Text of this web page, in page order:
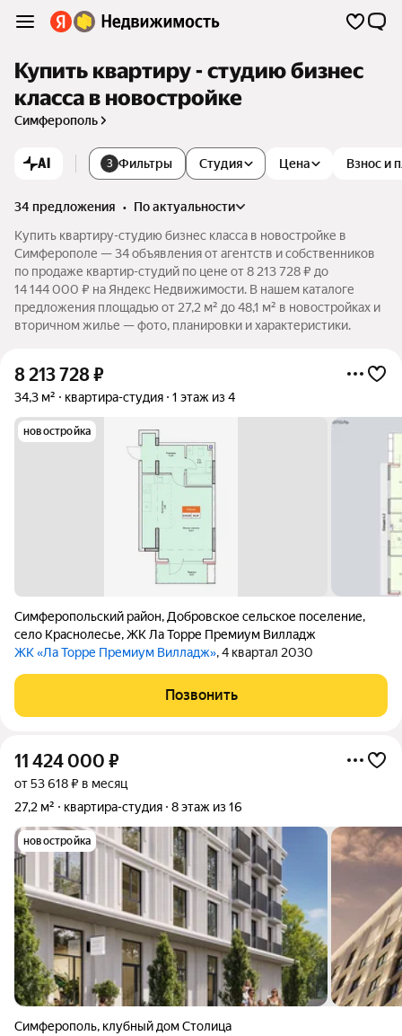
Купить квартиру - студию бизнес
класса в новостройке
Симферополь
AI 3 Фильтры Цена Взнос и
Студия
34 предложения •
по актуальности
Купить квартиру-студию бизнес класса в новостройке в
Симферополе — 34 объявления от агентств и собственников
по продаже квартир-студий по цене от 8 213 728 ₽ до
14 144 000 ₽ на Яндекс Недвижимости. В нашем каталоге
предложения площадью от 27,2 м² до 48,1 м² в новостройках и
вторичном жилье — фото, планировки и характеристики.
8 213 728₽
34,3 м² квартира-студия 1 этаж из 4
новостройка
Симферопольский район, Добровское сельское поселение,
село Краснолесье,ЖК Ла Торре Премиум Вилладж
ЖК «Ла Торре Премиум Вилладж», 4 квартал 2030
Позвонить
11 424 000 ₽
от 53 618 ₽ в месяц
27,2 м²
квартира-студия 8 этаж из 16
новостройка
Симферополь, клубный дом Столица